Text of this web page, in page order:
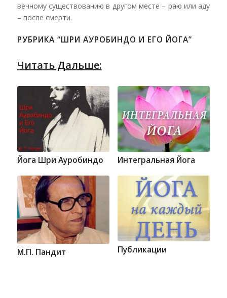
вечному существованию в другом месте – раю или аду
– после смерти.
РУБРИКА “ШРИ АУРОБИНДО И ЕГО ЙОГА”
Читать Дальше:
Йога Шри Ауробиндо Интегральная Йога
М.П. Пандит Публикации